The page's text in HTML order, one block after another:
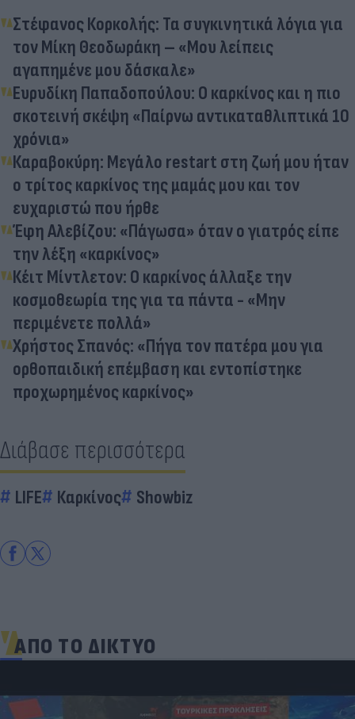
Στέφανος Κορκολής: Τα συγκινητικά λόγια για
τον Μίκη Θεοδωράκη – «Μου λείπεις
αγαπημένε μου δάσκαλε»
Ευρυδίκη Παπαδοπούλου: Ο καρκίνος και η πιο
σκοτεινή σκέψη «Παίρνω αντικαταθλιπτικά 10
χρόνια»
Καραβοκύρη: Μεγάλο restart στη ζωή μου ήταν
ο τρίτος καρκίνος της μαμάς μου και τον
ευχαριστώ που ήρθε
Έφη Αλεβίζου: «Πάγωσα» όταν ο γιατρός είπε
την λέξη «καρκίνος»
Κέιτ Μίντλετον: Ο καρκίνος άλλαξε την
κοσμοθεωρία της για τα πάντα - «Μην
περιμένετε πολλά»
Χρήστος Σπανός: «Πήγα τον πατέρα μου για
ορθοπαιδική επέμβαση και εντοπίστηκε
προχωρημένος καρκίνος»
Διάβασε περισσότερα
LIFE Καρκίνος Showbiz
ΑΠΟ ΤΟ ΔΙΚΤΥΟ